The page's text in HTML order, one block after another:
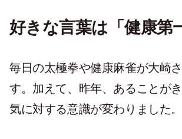
好きな言葉は「健康第
毎日の太極拳や健康麻雀が大崎
す。加えて、昨年、あることが
気に対する意識が変わりました。